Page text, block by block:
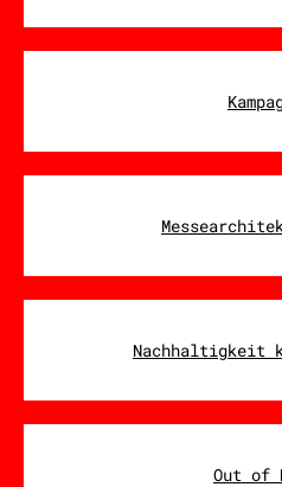
Nachhaltigkeit
Out of